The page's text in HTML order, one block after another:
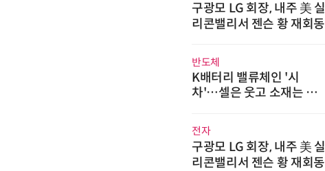
구광모 LG 회장, 내주 美 실
리콘밸리서 젠슨 황 재회동
반도체
K배터리 밸류체인 '시
차'…셀은 웃고 소재는 아
전자
구광모 LG 회장, 내주 美 실
리콘밸리서 젠슨 황 재회동